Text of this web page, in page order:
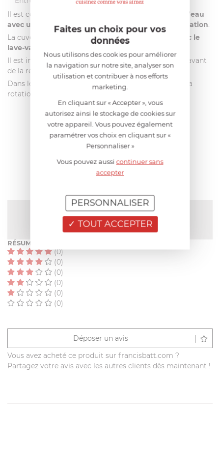
Il est conseillé de nettoyer la cuve de la sorbetière
à l’eau
avec une éponge non abrasive après chaque utilisation.
La cuve de remplacement n’estpas compatible avec le
lave-vaisselle
Il est impératif de
bien sécher l’intérieur
de la cuve avant
de la remettre au congélateur.
Dans le cas contraire, l’eau congèlera et empêchera la
rotation de la pale à la prochaine utilisation.
AIDE AU CHOIX
AVIS CLIENT
NOTE MOYENNE
Pas encore de note
RÉSUMÉ
(0)
(0)
(0)
(0)
(0)
(0)
Déposer un avis
Vous avez acheté ce produit sur francisbatt.com ?
Partagez votre avis avec les autres clients dès maintenant !
Faites un choix pour vos
données
Nous utilisons des cookies pour améliorer
la navigation sur notre site, analyser son
utilisation et contribuer à nos efforts
marketing.
En cliquant sur « Accepter », vous
autorisez ainsi le stockage de cookies sur
votre appareil. Vous pouvez également
paramétrer vos choix en cliquant sur «
Personnaliser »
Vous pouvez aussicontinuer sans
accepter
TOUT ACCEPTER
PERSONNALISER